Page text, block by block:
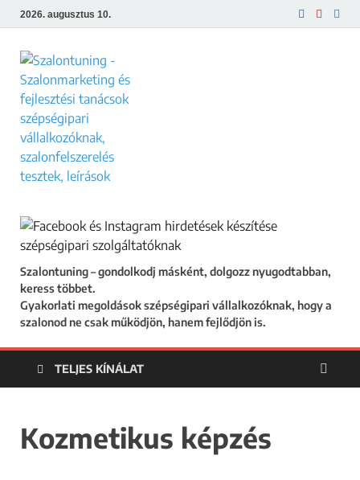
2026. augusztus 10.
Szalontuning – gondolkodj másként, dolgozz nyugodtabban,
keress többet.
Gyakorlati megoldások szépségipari vállalkozóknak, hogy a
szalonod ne csak működjön, hanem fejlődjön is.
TELJES KÍNÁLAT
Kozmetikus képzés